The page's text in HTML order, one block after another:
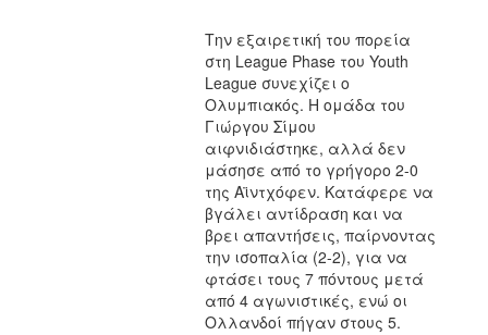
Την εξαιρετική του πορεία
στη League Phase του Youth
League συνεχίζει ο
Ολυμπιακός. Η ομάδα του
Γιώργου Σίμου
αιφνιδιάστηκε, αλλά δεν
μάσησε από το γρήγορο 2-0
της Αϊντχόφεν. Κατάφερε να
βγάλει αντίδραση και να
βρει απαντήσεις, παίρνοντας
την ισοπαλία (2-2), για να
φτάσει τους 7 πόντους μετά
από 4 αγωνιστικές, ενώ οι
Ολλανδοί πήγαν στους 5.